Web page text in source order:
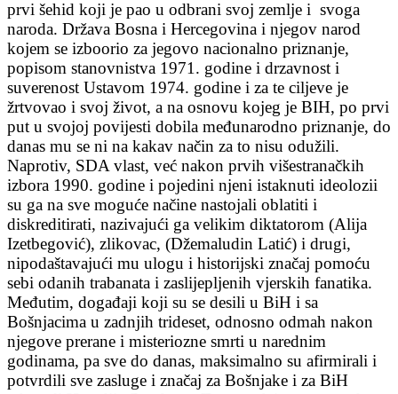
prvi šehid koji je pao u odbrani svoj zemlje i svoga
naroda. Država Bosna i Hercegovina i njegov narod
kojem se izboorio za jegovo nacionalno priznanje,
popisom stanovnistva 1971. godine i drzavnost i
suverenost Ustavom 1974. godine i za te ciljeve je
žrtvovao i svoj život, a na osnovu kojeg je BIH, po prvi
put u svojoj povijesti dobila međunarodno priznanje, do
danas mu se ni na kakav način za to nisu odužili.
Naprotiv, SDA vlast, već nakon prvih višestranačkih
izbora 1990. godine i pojedini njeni istaknuti ideolozii
su ga na sve moguće načine nastojali oblatiti i
diskreditirati, nazivajući ga velikim diktatorom (Alija
Izetbegović), zlikovac, (Džemaludin Latić) i drugi,
nipodaštavajući mu ulogu i historijski značaj pomoću
sebi odanih trabanata i zaslijepljenih vjerskih fanatika.
Međutim, događaji koji su se desili u BiH i sa
Bošnjacima u zadnjih trideset, odnosno odmah nakon
njegove prerane i misteriozne smrti u narednim
godinama, pa sve do danas, maksimalno su afirmirali i
potvrdili sve zasluge i značaj za Bošnjake i za BiH